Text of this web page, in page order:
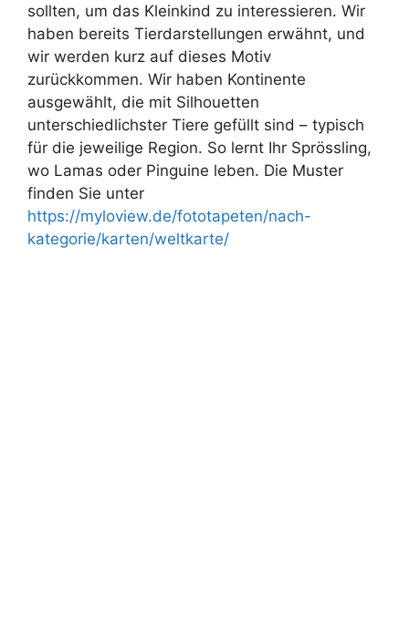
sollten, um das Kleinkind zu interessieren. Wir
haben bereits Tierdarstellungen erwähnt, und
wir werden kurz auf dieses Motiv
zurückkommen. Wir haben Kontinente
ausgewählt, die mit Silhouetten
unterschiedlichster Tiere gefüllt sind – typisch
für die jeweilige Region. So lernt Ihr Sprössling,
wo Lamas oder Pinguine leben. Die Muster
finden Sie unter
https://myloview.de/fototapeten/nach-
kategorie/karten/weltkarte/